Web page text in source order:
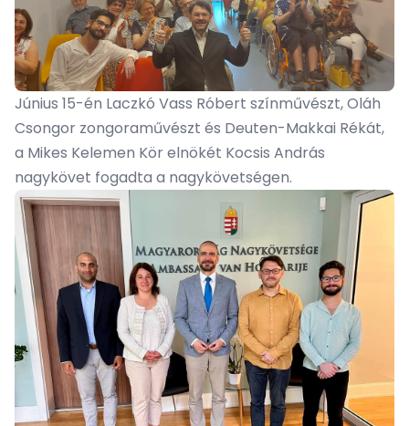
Június 15-én Laczkó Vass Róbert színművészt, Oláh
Csongor zongoraművészt és Deuten-Makkai Rékát,
a Mikes Kelemen Kör elnökét Kocsis András
nagykövet fogadta a nagykövetségen.